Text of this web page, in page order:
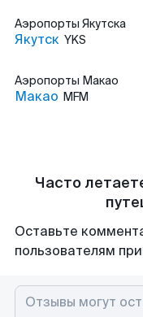
Аэропорты Якутска
Якутск YKS
Аэропорты Макао
Макао MFM
Часто
Оставьте
пользователям